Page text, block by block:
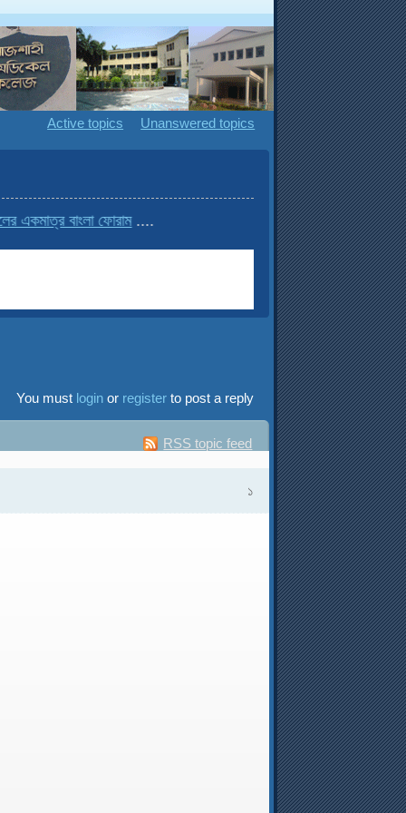
Active topics Unanswered topics
বাংলা ফোরাম....
You must loginor registerto post a reply
RSS topic feed
১